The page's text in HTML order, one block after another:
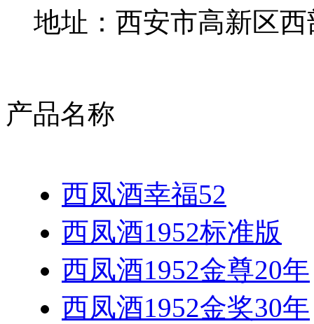
地址：西安市高新区西
产品名称
西凤酒幸福52
西凤酒1952标准版
西凤酒1952金尊20年
西凤酒1952金奖30年